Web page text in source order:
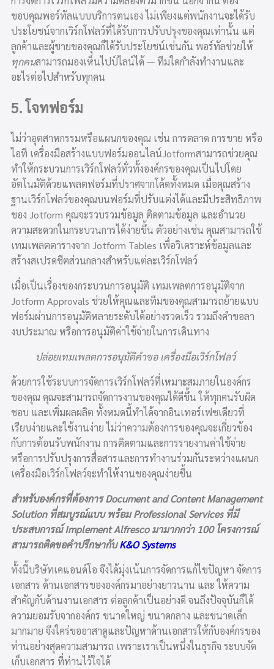
ขอบคุณพอร์ทัลแบบบริการตนเอง ไม่เพียงแต่พนักงานจะได้รับ
ประโยชน์จากเวิร์กโฟลว์ที่ได้รับการปรับปรุงของคุณเท่านั้น แต่
ลูกค้าและผู้ขายของคุณก็ได้รับประโยชน์เช่นกัน พอร์ทัลช่วยให้
ทุกคนสามารถมองเห็นไปป์ไลน์ได้ — ทีมใดกำลังทำงานและ
อะไรต่อไปสำหรับทุกคน
5. โจทฟอร์ม
ไม่ว่าอุตสาหกรรมหรือแผนกของคุณ เช่น การตลาด การขาย หรือ
ไอที เครื่องมือสร้างแบบฟอร์มออนไลน์Jotformสามารถช่วยคุณ
ทำให้กระบวนการเวิร์กโฟลว์ทั่วทั้งองค์กรของคุณเป็นไปโดย
อัตโนมัติด้วยแพลตฟอร์มที่ปราศจากโค้ดทั้งหมด เมื่อคุณสร้าง
ฐานเวิร์กโฟลว์ของคุณบนฟอร์มที่ปรับแต่งได้และมีประสิทธิภาพ
ของ Jotform คุณจะรวบรวมข้อมูล ติดตามข้อมูล และอำนวย
ความสะดวกในกระบวนการได้ง่ายขึ้น ตัวอย่างเช่น คุณสามารถใช้
เทมเพลตตารางจาก Jotform Tables เพื่อวิเคราะห์ข้อมูลและ
สร้างสเปรดชีตส่วนกลางสำหรับแต่ละเวิร์กโฟลว์
เมื่อเป็นเรื่องของกระบวนการอนุมัติ เทมเพลตการอนุมัติจาก
Jotform Approvals ช่วยให้คุณและทีมของคุณสามารถย้ายแบบ
ฟอร์มผ่านการอนุมัติหลายระดับได้อย่างรวดเร็ว รวมถึงคำขอลา
งบประมาณ หรือการอนุมัติค่าใช้จ่ายในการเดินทาง
ปล่อยเทมเพลตการอนุมัติคำขอ เครื่องมือเวิร์กโฟลว์
ด้วยการใช้ระบบการจัดการเวิร์กโฟลว์ที่เหมาะสมภายในองค์กร
ของคุณ คุณจะสามารถจัดการงานของคุณได้ดีขึ้น ให้ทุกคนรับผิด
ชอบ และเพิ่มผลผลิต ทั้งหมดนี้ทำได้จากอินเทอร์เฟซเดียวที่
เรียบง่ายและใช้งานง่าย ไม่ว่าความต้องการของคุณจะเกี่ยวข้อง
กับการต้อนรับพนักงาน การติดตามและการรายงานค่าใช้จ่าย
หรือการปรับปรุงการสื่อสารและการทำงานร่วมกันระหว่างแผนก
เครื่องมือเวิร์กโฟลว์จะทำให้งานของคุณง่ายขึ้น
สำหรับองค์กรที่ต้องการ Document and Content Management
Solution ที่สมบูรณ์แบบ พร้อม Professional Services ที่มี
ประสบการณ์ Implement Alfresco มามากกว่า 100 โครงการณ์
สามารถติดขอคำปรึกษากับK&O Systems
ทั้งนี้บริษัทเคแอนด์โอ จึงได้มุ่งเน้นการจัดการแก้ไขปัญหา จัดการ
เอกสาร ด้านเอกสารขององค์กรมาอย่างยาวนาน และ ให้ความ
สำคัญกับด้านงานเอกสาร ต่อลูกค้าเป็นอย่างดี จนถึงปัจจุบันก็ได้
ความยอมรับจากองค์กร ขนาดใหญ่ ขนาดกลาง และขนาดเล็ก
มากมาย จึงใคร่ขออาสาดูและปัญหาด้านเอกสารให้กับองค์กรของ
ท่านอย่างสุดความสามารถ เพราะเราเป็นหนึ่งในธุรกิจ ระบบจัด
เก็บเอกสาร ที่ท่านไว้ใจได้